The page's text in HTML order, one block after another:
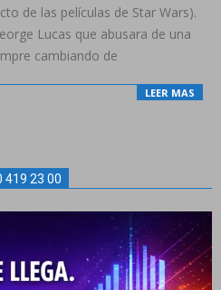
de las películas de Star Wars).
Lucas que abusara de una
cambiando de
LEER MAS
419 23 00